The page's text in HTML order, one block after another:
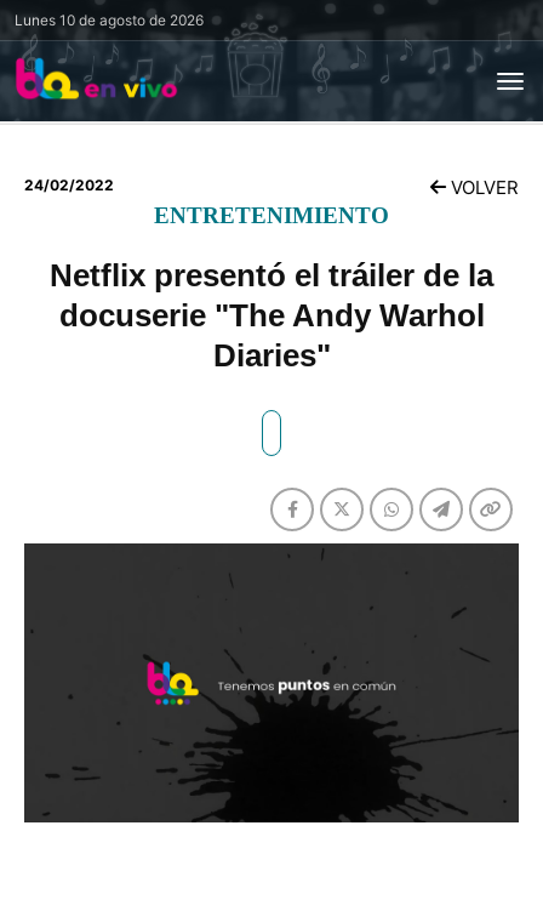
Lunes 10 de agosto de 2026
24/02/2022 VOLVER
ENTRETENIMIENTO
Netflix presentó el tráiler de la
docuserie "The Andy Warhol
Diaries"